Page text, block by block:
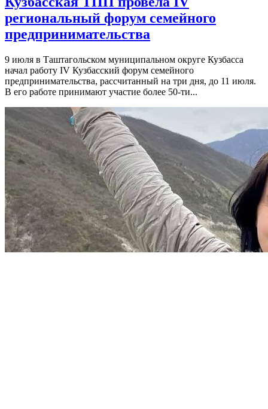
региональный форум семейного
предпринимательства
9 июля в Таштагольском муниципальном округе Кузбасса
начал работу IV Кузбасский форум семейного
предпринимательства, рассчитанный на три дня, до 11 июля.
В его работе принимают участие более 50-ти...